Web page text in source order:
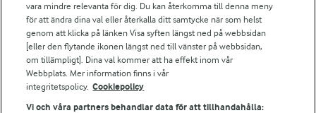
Bildbank
Följ oss
vara mindre relevanta för dig. Du kan återkomma till denna meny
för att ändra dina val eller återkalla ditt samtycke när som helst
genom att klicka på länken Visa syften längst ned på webbsidan
[eller den flytande ikonen längst ned till vänster på webbsidan,
om tillämpligt]. Dina val kommer att ha effekt inom vår
Webbplats. Mer information finns i vår
integritetspolicy. Cookiepolicy
Vi och våra partners behandlar data för att tillhandahålla: